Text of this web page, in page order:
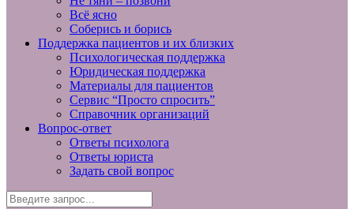
Всё ясно
Соберись и борись
Поддержка пациентов и их близких
Психологическая поддержка
Юридическая поддержка
Материалы для пациентов
Сервис “Просто спросить”
Справочник организаций
Вопрос-ответ
Ответы психолога
Ответы юриста
Задать свой вопрос